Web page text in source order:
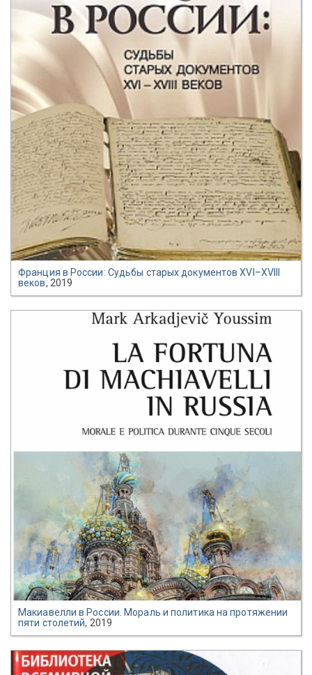
Франция в России: Судьбы старых документов XVI–XVIII
веков, 2019
Макиавелли в России. Мораль и политика на протяжении
пяти столетий, 2019